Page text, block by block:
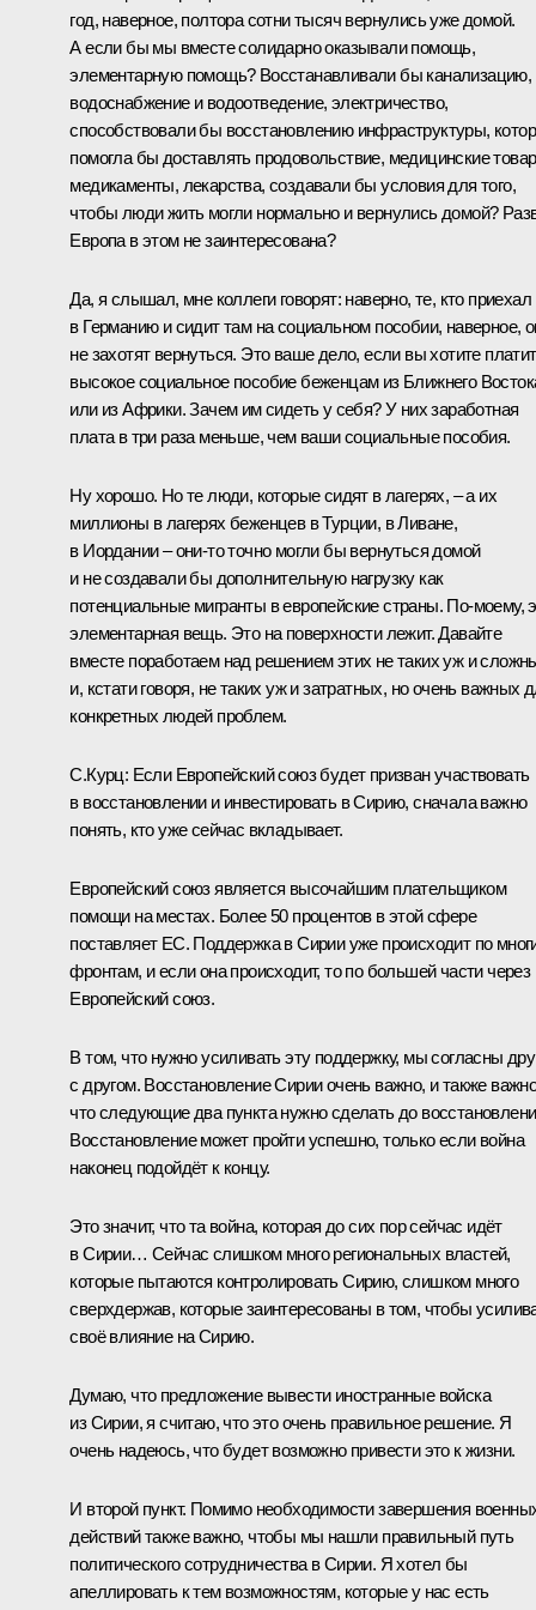
год, наверное, полтора сотни тысяч вернулись уже домой.
А если бы мы вместе солидарно оказывали помощь,
элементарную помощь? Восстанавливали бы канализацию,
водоснабжение и водоотведение, электричество,
способствовали бы восстановлению инфраструктуры,
помогла бы доставлять продовольствие, медицинские
медикаменты, лекарства, создавали бы условия для того,
чтобы люди жить могли нормально и вернулись домой?
Европа в этом не заинтересована?
Да, я слышал, мне коллеги говорят: наверно, те, кто приехал
в Германию и сидит там на социальном пособии, наверное,
не захотят вернуться. Это ваше дело, если вы хотите
высокое социальное пособие беженцам из Ближнего
или из Африки. Зачем им сидеть у себя? У них заработная
плата в три раза меньше, чем ваши социальные пособия.
Ну хорошо. Но те люди, которые сидят в лагерях, – а их
миллионы в лагерях беженцев в Турции, в Ливане,
в Иордании – они-то точно могли бы вернуться домой
и не создавали бы дополнительную нагрузку как
потенциальные мигранты в европейские страны. По-моему,
элементарная вещь. Это на поверхности лежит. Давайте
вместе поработаем над решением этих не таких уж и
и, кстати говоря, не таких уж и затратных, но очень важных
конкретных людей проблем.
С.Курц: Если Европейский союз будет призван участвовать
в восстановлении и инвестировать в Сирию, сначала важно
понять, кто уже сейчас вкладывает.
Европейский союз является высочайшим плательщиком
помощи на местах. Более 50 процентов в этой сфере
поставляет ЕС. Поддержка в Сирии уже происходит по
фронтам, и если она происходит, то по большей части через
Европейский союз.
В том, что нужно усиливать эту поддержку, мы согласны
с другом. Восстановление Сирии очень важно, и также
что следующие два пункта нужно сделать до
Восстановление может пройти успешно, только если война
наконец подойдёт к концу.
Это значит, что та война, которая до сих пор сейчас идёт
в Сирии… Сейчас слишком много региональных властей,
которые пытаются контролировать Сирию, слишком много
сверхдержав, которые заинтересованы в том, чтобы
своё влияние на Сирию.
Думаю, что предложение вывести иностранные войска
из Сирии, я считаю, что это очень правильное решение. Я
очень надеюсь, что будет возможно привести это к жизни.
И второй пункт. Помимо необходимости завершения
действий также важно, чтобы мы нашли правильный путь
политического сотрудничества в Сирии. Я хотел бы
апеллировать к тем возможностям, которые у нас есть